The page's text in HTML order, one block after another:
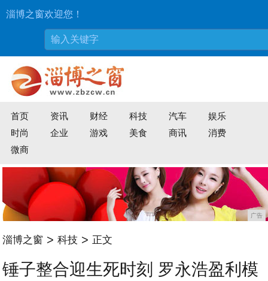
淄博之窗欢迎您！
首页 资讯 财经 科技 汽车
娱乐
时尚
企业 游戏 美食 商讯
消费
微商
广告
淄博之窗 > 科技 > 正文
锤子整合迎生死时刻 罗永浩盈利模